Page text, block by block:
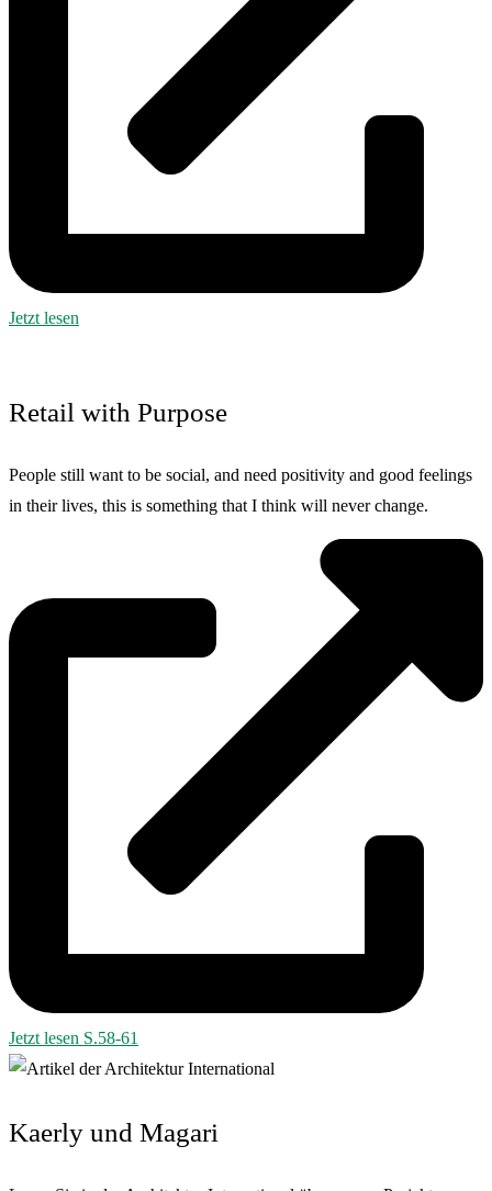
Jetzt lesen
Retail with Purpose
People still want to be social, and need positivity and good feelings
in their lives, this is something that I think will never change.
Jetzt lesen S.58-61
Kaerly und Magari